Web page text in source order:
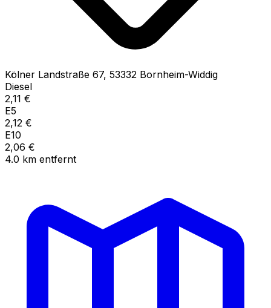
Kölner Landstraße 67, 53332 Bornheim-Widdig
Diesel
2,11 €
E5
2,12 €
E10
2,06 €
4.0 km entfernt